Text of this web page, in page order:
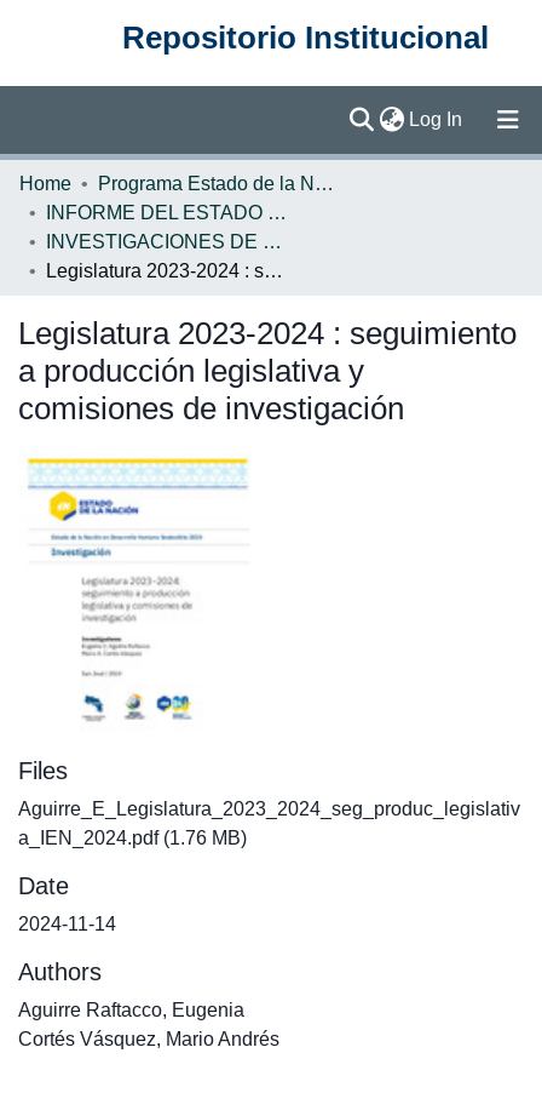
Repositorio Institucional
Log In (current)
Communities & Collections
Statistics
Home
Programa Estado de la Nación (PEN)
INFORME DEL ESTADO DE LA NACION
INVESTIGACIONES DE BASE EN
Legislatura 2023-2024 : seguimiento a producción legislativa y comisiones de investigación
Legislatura 2023-2024 : seguimiento
a producción legislativa y
comisiones de investigación
Files
Aguirre_E_Legislatura_2023_2024_seg_produc_legislativ
a_IEN_2024.pdf(1.76 MB)
Date
2024-11-14
Authors
Aguirre Raftacco, Eugenia
Cortés Vásquez, Mario Andrés